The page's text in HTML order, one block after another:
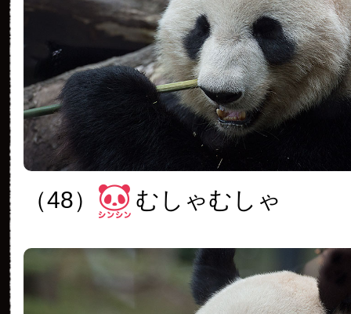
（48） むしゃむしゃ